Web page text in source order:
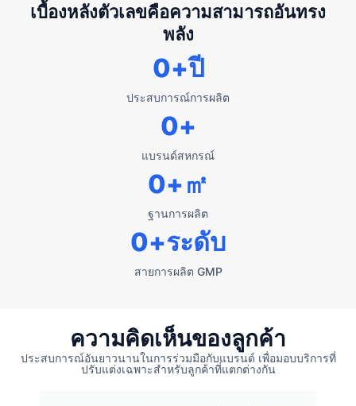
เบื้องหลังตัวเลขคือความสามารถอันทรง
พลัง
ประสบการณ์การผลิต
0+ปี
แบรนด์สหกรณ์
0+
ฐานการผลิต
0+㎡
สายการผลิต GMP
0+ระดับ
ความคิดเห็นของลูกค้า
ประสบการณ์อันยาวนานในการร่วมมือกับแบรนด์ เพื่อมอบบริการที่
ปรับแต่งเฉพาะสำหรับลูกค้าที่แตกต่างกัน